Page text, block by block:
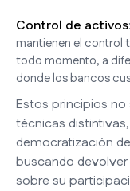
Control de activos
mantienen el control
todo momento, a
donde los bancos
Estos principios
técnicas
democratización
buscando
sobre su